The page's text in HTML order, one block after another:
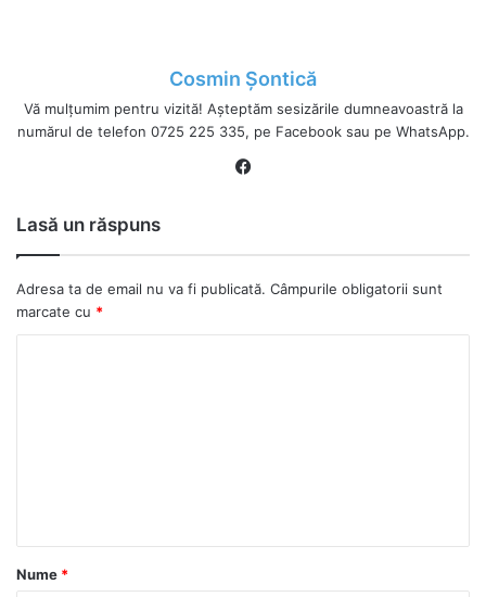
Cosmin Șontică
Vă mulțumim pentru vizită! Așteptăm sesizările dumneavoastră la
numărul de telefon 0725 225 335, pe Facebook sau pe WhatsApp.
Lasă un răspuns
Adresa ta de email nu va fi publicată. Câmpurile obligatorii sunt
marcate cu *
a
r
Nume *